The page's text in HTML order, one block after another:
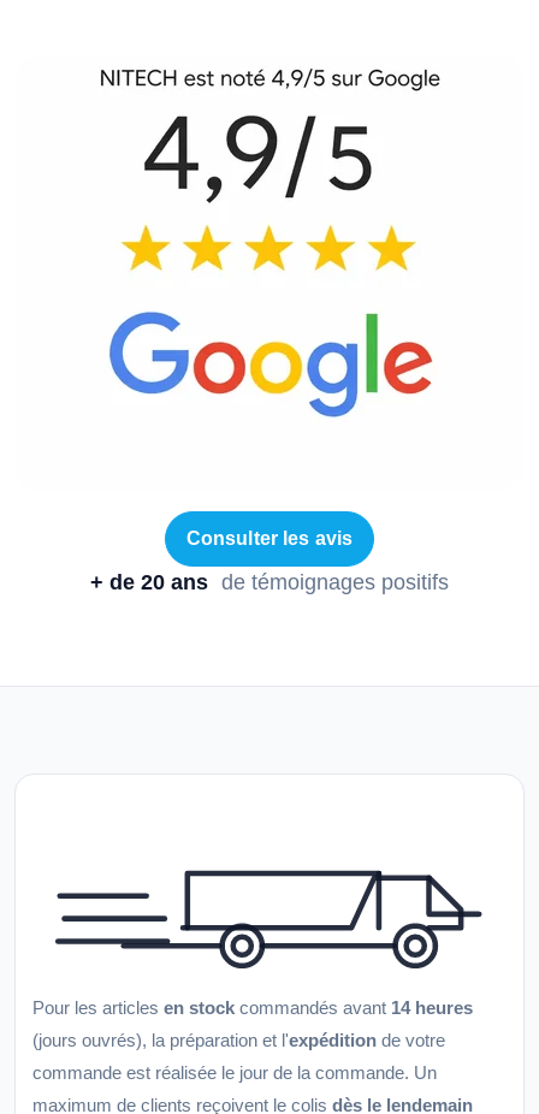
Consulter les avis
+ de 20 ans de témoignages positifs
Pour les articles en stock commandés avant 14 heures
(jours ouvrés), la préparation et l'expédition de votre
commande est réalisée le jour de la commande. Un
maximum de clients reçoivent le colis dès le lendemain